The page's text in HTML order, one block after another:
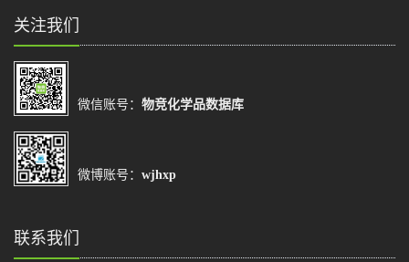
关注我们
微信账号： 物竞化学品数据库
微博账号： wjhxp
联系我们